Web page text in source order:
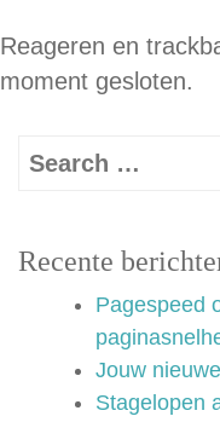
Reageren en
moment gesloten.
Recente
Pagespeed
Jouw
Stagelopen